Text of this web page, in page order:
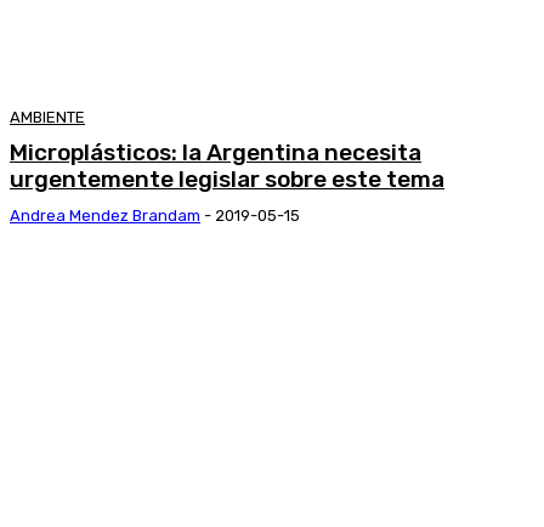
AMBIENTE
Microplásticos: la Argentina necesita
urgentemente legislar sobre este tema
Andrea Mendez Brandam - 2019-05-15